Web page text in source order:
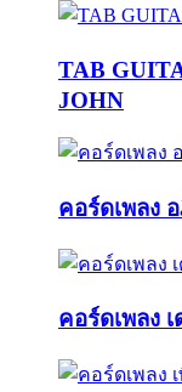
TAB
JOHN
คอร์ดเพลง
คอร์ดเพลง เ